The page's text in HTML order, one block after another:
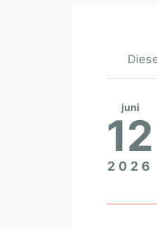
juni
12
2026